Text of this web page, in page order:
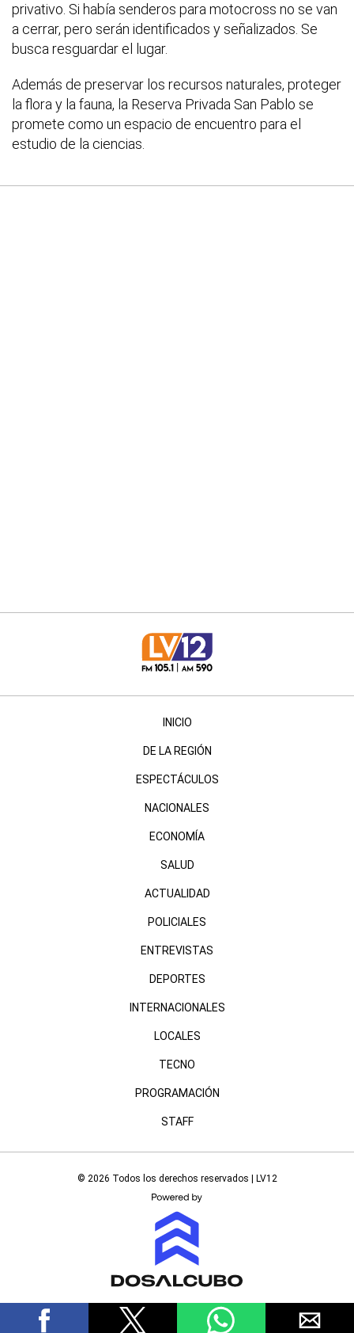
privativo. Si había senderos para motocross no se van
a cerrar, pero serán identificados y señalizados. Se
busca resguardar el lugar.
Además de preservar los recursos naturales, proteger
la flora y la fauna, la Reserva Privada San Pablo se
promete como un espacio de encuentro para el
estudio de la ciencias.
INICIO
DE LA REGIÓN
ESPECTÁCULOS
NACIONALES
ECONOMÍA
SALUD
ACTUALIDAD
POLICIALES
ENTREVISTAS
DEPORTES
INTERNACIONALES
LOCALES
TECNO
PROGRAMACIÓN
STAFF
© 2026 Todos los derechos reservados | LV12